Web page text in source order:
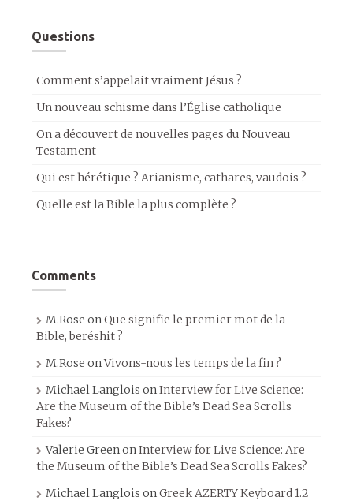
Questions
Comment s’appelait vraiment Jésus ?
Un nouveau schisme dans l’Église catholique
On a découvert de nouvelles pages du Nouveau
Testament
Qui est hérétique ? Arianisme, cathares, vaudois ?
Quelle est la Bible la plus complète ?
Comments
M.Rose onQue signifie le premier mot de la
Bible, beréshit ?
M.Rose onVivons-nous les temps de la fin ?
Michael Langlois onInterview for Live Science:
Are the Museum of the Bible’s Dead Sea Scrolls
Fakes?
Valerie GreenonInterview for Live Science: Are
the Museum of the Bible’s Dead Sea Scrolls Fakes?
Michael Langlois onGreek AZERTY Keyboard 1.2